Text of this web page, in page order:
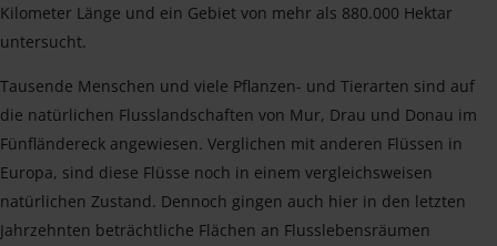
Kilometer Länge und ein Gebiet von mehr als 880.000 Hektar
untersucht.
Tausende Menschen und viele Pflanzen- und Tierarten sind auf
die natürlichen Flusslandschaften von Mur, Drau und Donau im
Fünfländereck angewiesen. Verglichen mit anderen Flüssen in
Europa, sind diese Flüsse noch in einem vergleichsweisen
natürlichen Zustand. Dennoch gingen auch hier in den letzten
Jahrzehnten beträchtliche Flächen an Flusslebensräumen